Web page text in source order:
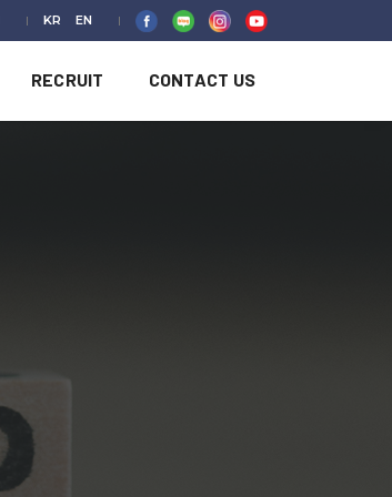
KR EN
RECRUIT CONTACT US